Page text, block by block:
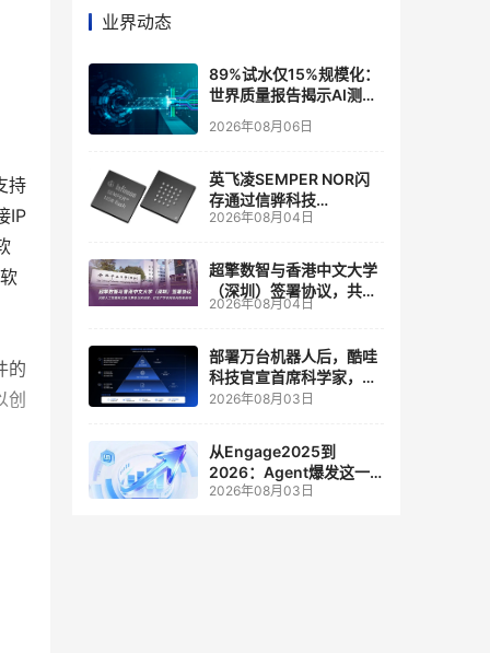
持
IP
的
创
业界动态
89%试水仅15%规模化：
世界质量报告揭示AI测
试"落地鸿沟"
2026年08月06日
英飞凌SEMPER NOR闪
存通过信骅科技
AST2700 BMC认证，全
管理
2026年08月04日
超擎数智与香港中文大学
（深圳）签署协议，共建
人工智能和边缘计算联合
2026年08月04日
部署万台机器人后，酷哇
科技官宣首席科学家，要
让世界模型交付生产力
2026年08月03日
从Engage2025到
2026：Agent爆发这一
年，AI CRM 走到哪了
2026年08月03日